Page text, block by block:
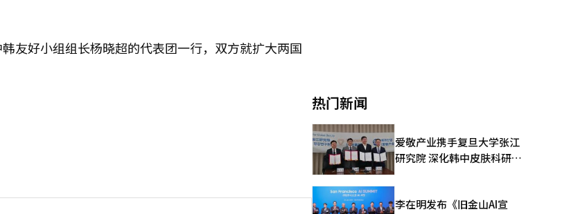
友好小组组长杨晓超的代表团一行，双方就扩大两国
热门新闻
爱敬产业携手复旦大学张江
研究院 深化韩中皮肤科研合
李在明发布《旧金山AI宣